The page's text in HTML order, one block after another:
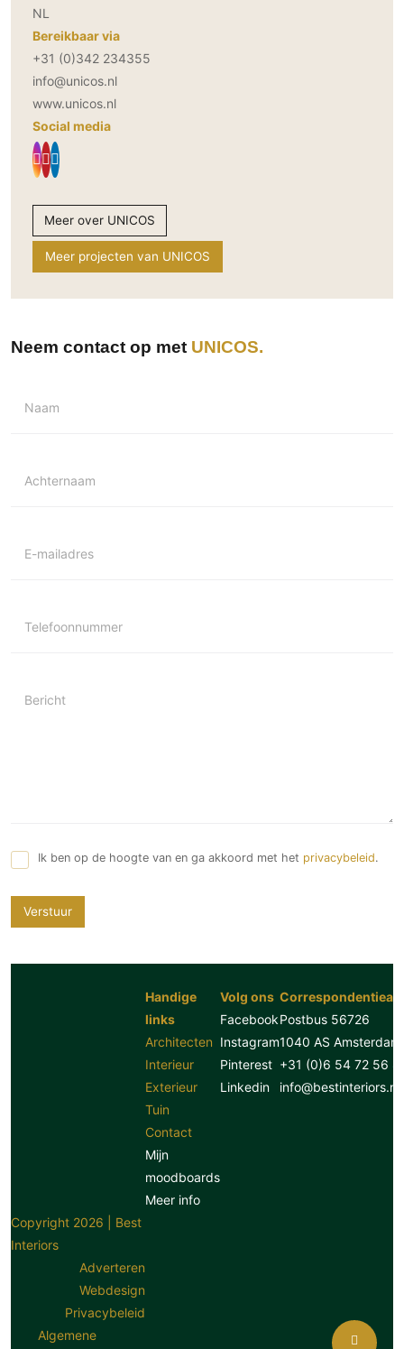
NL
Bereikbaar via
+31 (0)342 234355
info@unicos.nl
www.unicos.nl
Social media
Meer over UNICOS
Meer projecten van UNICOS
Neem contact op met UNICOS
Naam
Achternaam
E-mailadres
Telefoonnummer
Bericht
Ik ben op de hoogte van en ga akkoord met het privacybeleid.
Verstuur
Handige
links
Architecten
Interieur
Exterieur
Tuin
Contact
Mijn
moodboards
Meer info
Volg ons
Facebook
Instagram
Pinterest
Linkedin
Postbus 56726
1040 AS Amsterdam
+31 (0)6 54 72 56
info@bestinteriors.nl
Copyright 2026 | Best
Interiors
Adverteren
Webdesign
Privacybeleid
Algemene